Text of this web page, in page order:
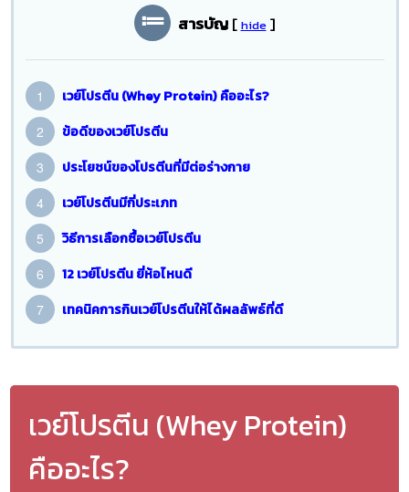
สารบัญ [ hide ]
เวย์โปรตีน (Whey Protein) คืออะไร?
ข้อดีของเวย์โปรตีน
ประโยชน์ของโปรตีนที่มีต่อร่างกาย
เวย์โปรตีนมีกี่ประเภท
วิธีการเลือกซื้อเวย์โปรตีน
12 เวย์โปรตีน ยี่ห้อไหนดี
เทคนิคการกินเวย์โปรตีนให้ได้ผลลัพธ์ที่ดี
เวย์โปรตีน (Whey Protein)
คืออะไร?